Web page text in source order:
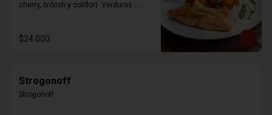
cherry, brócoli y coliflor). Verduras
$24.000
Strogonoff
Strogonoff